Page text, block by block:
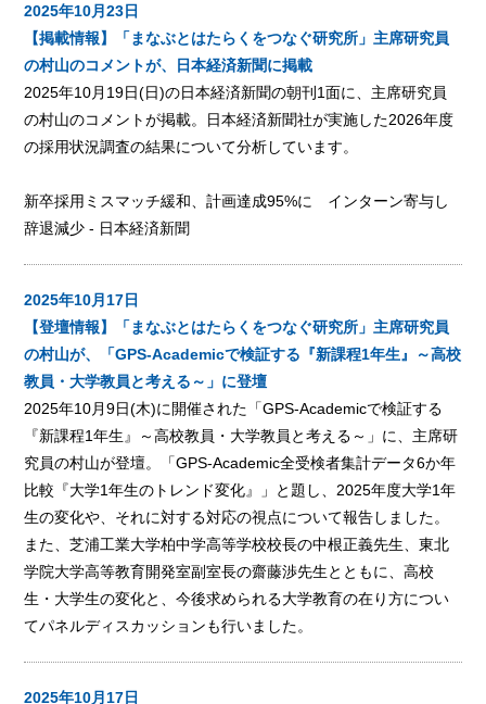
2025年10月23日
【掲載情報】「まなぶとはたらくをつなぐ研究所」主席研究員
の村山のコメントが、日本経済新聞に掲載
2025年10月19日(日)の日本経済新聞の朝刊1面に、主席研究員
の村山のコメントが掲載。日本経済新聞社が実施した2026年度
の採用状況調査の結果について分析しています。
新卒採用ミスマッチ緩和、計画達成95%に インターン寄与し
辞退減少 - 日本経済新聞
2025年10月17日
【登壇情報】「まなぶとはたらくをつなぐ研究所」主席研究員
の村山が、「GPS-Academicで検証する『新課程1年生』～高校
教員・大学教員と考える～」に登壇
2025年10月9日(木)に開催された「GPS-Academicで検証する
『新課程1年生』～高校教員・大学教員と考える～」に、主席研
究員の村山が登壇。「GPS-Academic全受検者集計データ6か年
比較『大学1年生のトレンド変化』」と題し、2025年度大学1年
生の変化や、それに対する対応の視点について報告しました。
また、芝浦工業大学柏中学高等学校校長の中根正義先生、東北
学院大学高等教育開発室副室長の齋藤渉先生とともに、高校
生・大学生の変化と、今後求められる大学教育の在り方につい
てパネルディスカッションも行いました。
2025年10月17日